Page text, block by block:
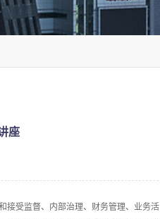
座
接受监督、内部治理、财务管理、业务活